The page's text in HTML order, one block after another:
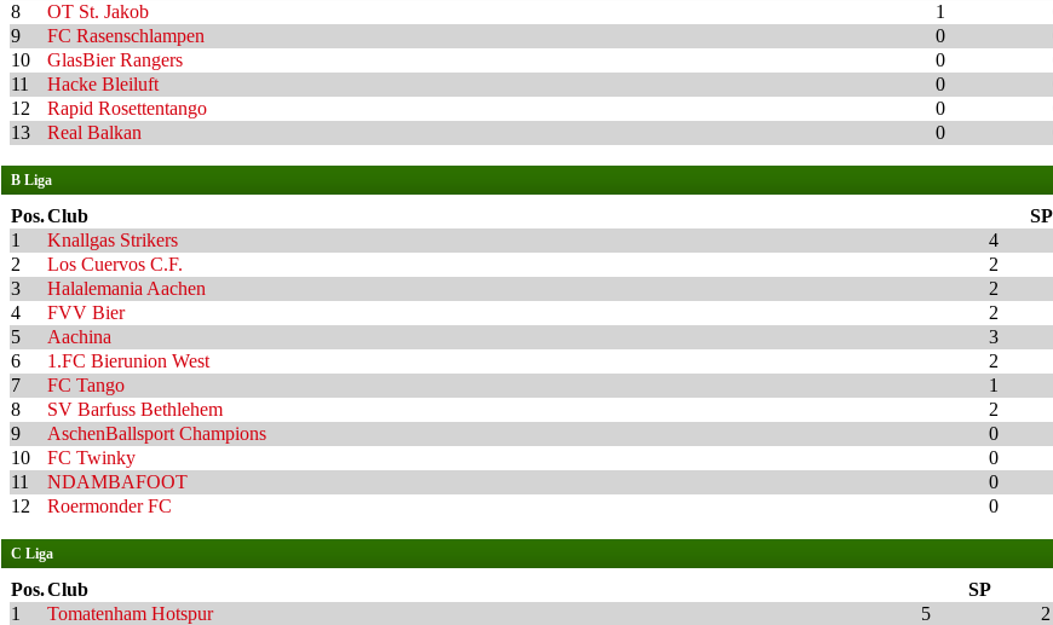
8
OT St. Jakob 1
9
FC Rasenschlampen 0
10
GlasBier Rangers 0
11
Hacke Bleiluft 0
12
Rapid Rosettentango 0
13
Real Balkan 0
B Liga
Pos.Club SP
1
Knallgas Strikers 4
2
Los Cuervos C.F. 2
3
Halalemania Aachen 2
4
FVV Bier 2
5
Aachina 3
6
1.FC Bierunion West 2
7
FC Tango 1
8
SV Barfuss Bethlehem 2
9
AschenBallsport Champions 0
10
FC Twinky 0
11
NDAMBAFOOT 0
12
Roermonder FC 0
C Liga
Pos.Club SP
1
Tomatenham Hotspur 5 2